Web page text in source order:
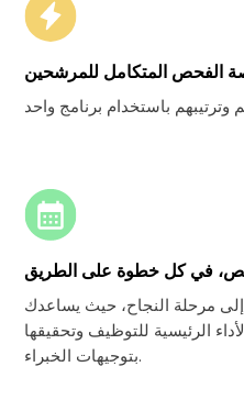
الفحص المتكامل للمرشحين
في كل خطوة على الطريق
إلى مرحلة النجاح، حيث يساعدك
الرئيسية للتوظيف وتحقيقها
بتوجيهات الخبراء.